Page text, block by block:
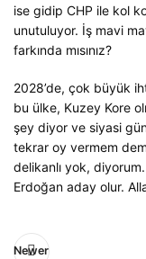
ise gidip CHP ile kol
unutuluyor. İş mavi
farkında mısınız?
2028’de, çok büyük
bu ülke, Kuzey Kore
şey diyor ve siyasi
tekrar oy vermem
delikanlı yok,
Erdoğan aday olur.
Newer